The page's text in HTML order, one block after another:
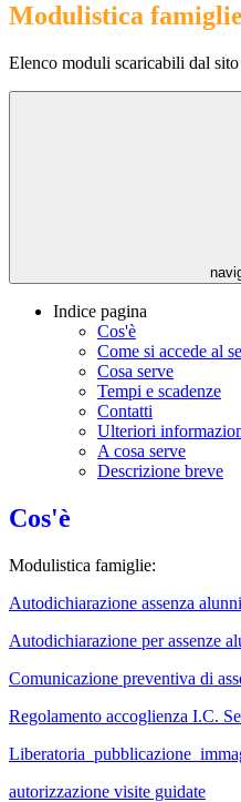
Modulistica famiglie
Elenco moduli scaricabili dal
Indice pagina
Cos'è
Come si accede al
Cosa serve
Tempi e scadenze
Contatti
Ulteriori
A cosa serve
Descrizione breve
Cos'è
Modulistica famiglie:
Autodichiarazione assenza
Autodichiarazione per assenze
Comunicazione preventiva di
Regolamento accoglienza I.C.
autorizzazione visite guidate